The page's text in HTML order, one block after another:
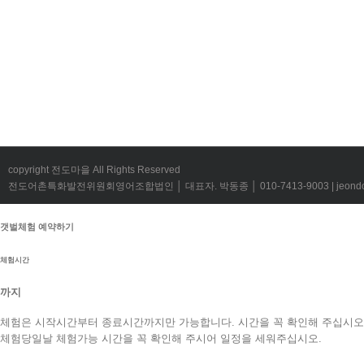
copyright 전도마을 All Rights Reserved
전도어촌특화발전위원회영어조합법인 │ 대표자. 박동종 │ 010-7413-9003 |
갯벌체험 예약하기
체험시간
까지
체험은 시작시간부터 종료시간까지만 가능합니다. 시간을 꼭 확인해 주십시
체험당일날 체험가능 시간을 꼭 확인해 주시어 일정을 세워주십시오.